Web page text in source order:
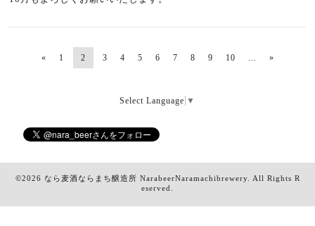
« 1 2 3 4 5 6 7 8 9 10 ... »
Select Language ▼
©2026 なら麦酒ならまち醸造所 NarabeerNaramachibrewery. All Rights R
eserved.